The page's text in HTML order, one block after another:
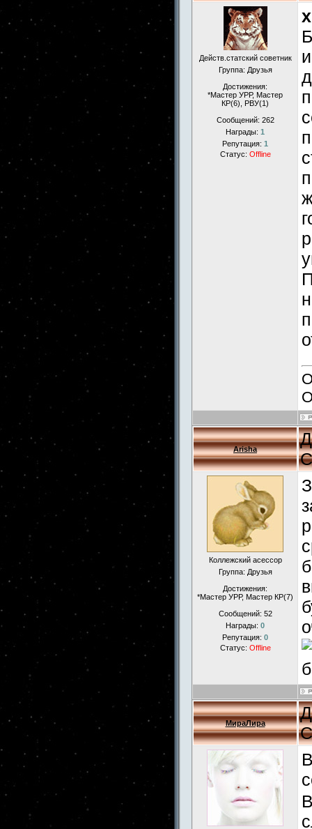
Действ.статский советник
Группа: Друзья
Достижения:
*Мастер УРР, Мастер
КР(6), РВУ(1)
Сообщений: 262
Награды: 1
Репутация: 1
Статус: Offline
Arisha
Коллежский асессор
Группа: Друзья
Достижения:
*Мастер УРР, Мастер КР(7)
Сообщений: 52
Награды: 0
Репутация: 0
Статус: Offline
МираЛира